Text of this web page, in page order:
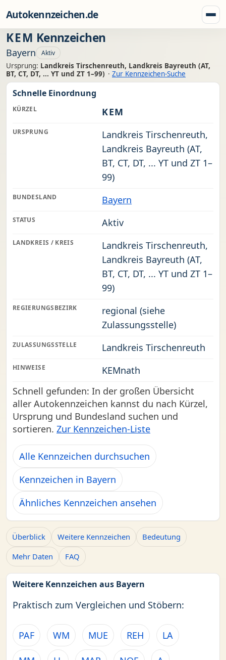
Autokennzeichen.de
KEM Kennzeichen
Bayern Aktiv
Ursprung: Landkreis Tirschenreuth, Landkreis Bayreuth (AT,
BT, CT, DT, ... YT und ZT 1–99) · Zur Kennzeichen-Suche
Schnelle Einordnung
KÜRZEL KEM
URSPRUNG
Landkreis Tirschenreuth,
Landkreis Bayreuth (AT,
BT, CT, DT, ... YT und ZT 1–
99)
BUNDESLAND Bayern
STATUS Aktiv
LANDKREIS / KREIS
Landkreis Tirschenreuth,
Landkreis Bayreuth (AT,
BT, CT, DT, ... YT und ZT 1–
99)
REGIERUNGSBEZIRK
regional (siehe
Zulassungsstelle)
ZULASSUNGSSTELLE Landkreis Tirschenreuth
HINWEISE
KEMnath
Schnell gefunden: In der großen Übersicht
aller Autokennzeichen kannst du nach Kürzel,
Ursprung und Bundesland suchen und
sortieren. Zur Kennzeichen-Liste
Alle Kennzeichen durchsuchen
Kennzeichen in Bayern
Ähnliches Kennzeichen ansehen
Überblick Weitere Kennzeichen
Bedeutung
Mehr Daten
FAQ
Weitere Kennzeichen aus Bayern
Praktisch zum Vergleichen und Stöbern:
PAF WM MUE REH LA